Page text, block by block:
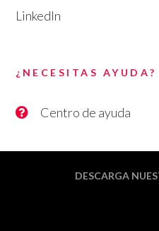
LinkedIn
¿NECESITAS AYUDA?
Centro de ayuda
DESCARGA